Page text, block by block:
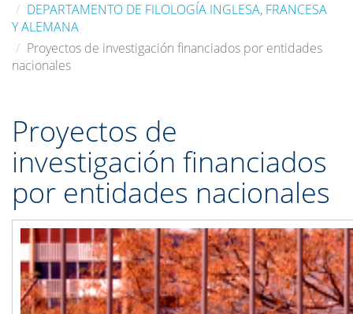
DEPARTAMENTO DE FILOLOGÍA INGLESA, FRANCESA
Y ALEMANA
Proyectos de investigación financiados por entidades
nacionales
Proyectos de
investigación financiados
por entidades nacionales